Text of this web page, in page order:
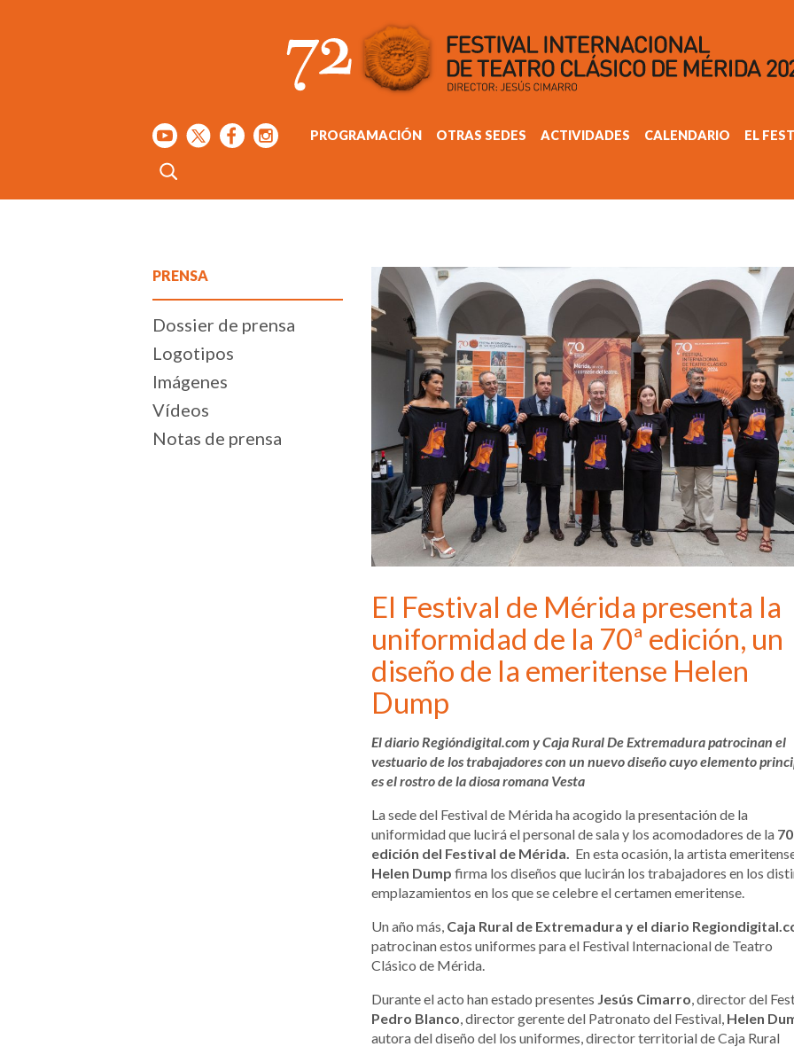
PROGRAMACIÓN OTRAS SEDES ACTIVIDADES CALENDARIO EL
PRENSA
Dossier de prensa
Logotipos
Imágenes
Vídeos
Notas de prensa
El Festival de Mérida presenta la
uniformidad de la 70ª edición, un
diseño de la emeritense Helen
Dump
El diario Regióndigital.com y Caja Rural De Extremadura patrocinan el
vestuario de los trabajadores con un nuevo diseño cuyo elemento
es el rostro de la diosa romana Vesta
La sede del Festival de Mérida ha acogido la presentación de la
uniformidad que lucirá el personal de sala y los acomodadores de la
edición del Festival de Mérida. En esta ocasión, la artista
Helen Dump firma los diseños que lucirán los trabajadores en los
emplazamientos en los que se celebre el certamen emeritense.
Un año más, Caja Rural de Extremadura y el diario
patrocinan estos uniformes para el Festival Internacional de Teatro
Clásico de Mérida.
Durante el acto han estado presentes Jesús Cimarro , director del
Pedro Blanco , director gerente del Patronato del Festival, Helen
autora del diseño del los uniformes, director territorial de Caja Rural